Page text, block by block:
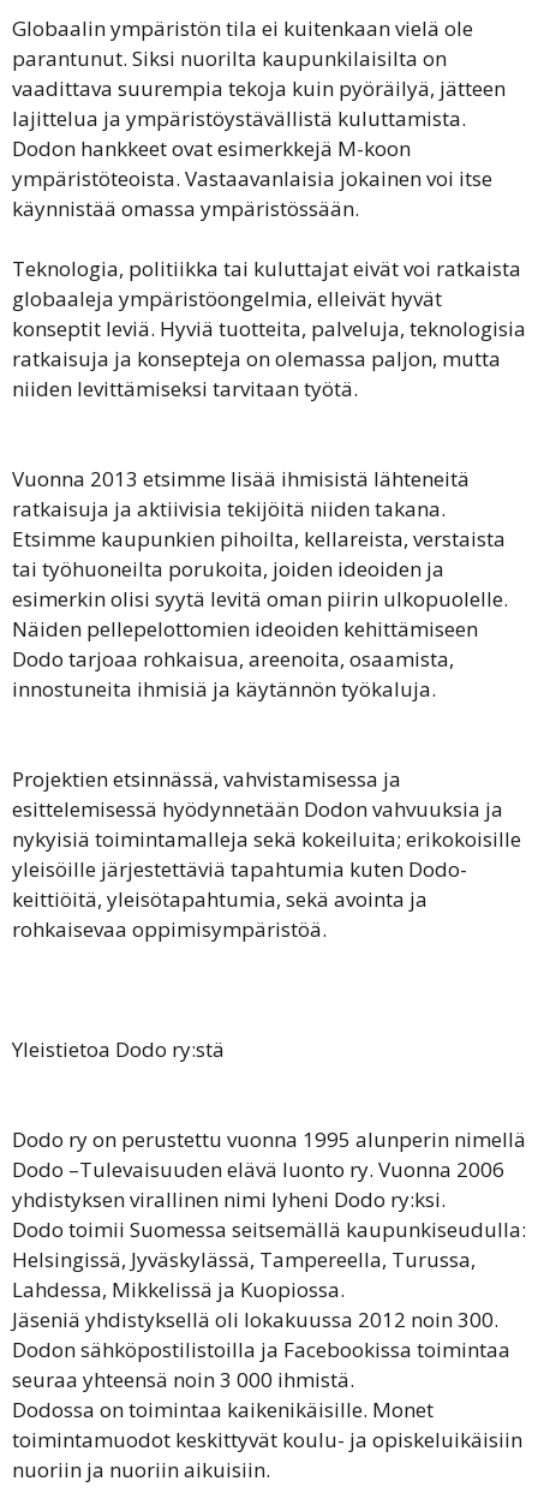
Globaalin ympäristön tila ei kuitenkaan vielä ole
parantunut. Siksi nuorilta kaupunkilaisilta on
vaadittava suurempia tekoja kuin pyöräilyä, jätteen
lajittelua ja ympäristöystävällistä kuluttamista.
Dodon hankkeet ovat esimerkkejä M-koon
ympäristöteoista. Vastaavanlaisia jokainen voi itse
käynnistää omassa ympäristössään.
Teknologia, politiikka tai kuluttajat eivät voi ratkaista
globaaleja ympäristöongelmia, elleivät hyvät
konseptit leviä. Hyviä tuotteita, palveluja, teknologisia
ratkaisuja ja konsepteja on olemassa paljon, mutta
niiden levittämiseksi tarvitaan työtä.
Vuonna 2013 etsimme lisää ihmisistä lähteneitä
ratkaisuja ja aktiivisia tekijöitä niiden takana.
Etsimme kaupunkien pihoilta, kellareista, verstaista
tai työhuoneilta porukoita, joiden ideoiden ja
esimerkin olisi syytä levitä oman piirin ulkopuolelle.
Näiden pellepelottomien ideoiden kehittämiseen
Dodo tarjoaa rohkaisua, areenoita, osaamista,
innostuneita ihmisiä ja käytännön työkaluja.
Projektien etsinnässä, vahvistamisessa ja
esittelemisessä hyödynnetään Dodon vahvuuksia ja
nykyisiä toimintamalleja sekä kokeiluita; erikokoisille
yleisöille järjestettäviä tapahtumia kuten Dodo-
keittiöitä, yleisötapahtumia, sekä avointa ja
rohkaisevaa oppimisympäristöä.
Yleistietoa Dodo ry:stä
Dodo ry on perustettu vuonna 1995 alunperin nimellä
Dodo –Tulevaisuuden elävä luonto ry. Vuonna 2006
yhdistyksen virallinen nimi lyheni Dodo ry:ksi.
Dodo toimii Suomessa seitsemällä kaupunkiseudulla:
Helsingissä, Jyväskylässä, Tampereella, Turussa,
Lahdessa, Mikkelissä ja Kuopiossa.
Jäseniä yhdistyksellä oli lokakuussa 2012 noin 300.
Dodon sähköpostilistoilla ja Facebookissa toimintaa
seuraa yhteensä noin 3 000 ihmistä.
Dodossa on toimintaa kaikenikäisille. Monet
toimintamuodot keskittyvät koulu- ja opiskeluikäisiin
nuoriin ja nuoriin aikuisiin.